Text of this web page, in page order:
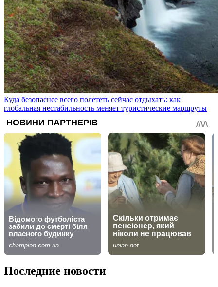
Куда безопаснее всего полететь сейчас отдыхать: как
глобальная нестабильность меняет туристические маршруты
Последние новости